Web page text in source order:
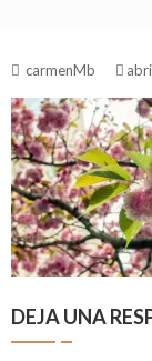
carmenMb
DEJA UNA